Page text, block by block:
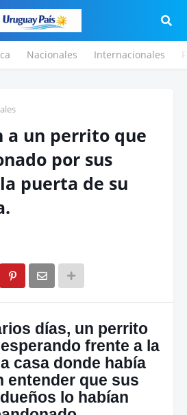
Nacionales Internacionales
a un perrito que
por sus
puerta de su
días, un perrito
frente a la
casa donde había
entender que sus
lo habían